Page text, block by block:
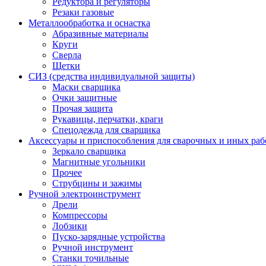
Резаки газовые
Металлообработка и оснастка
Абразивные материалы
Круги
Сверла
Щетки
СИЗ (средства индивидуальной защиты)
Маски сварщика
Очки защитные
Прочая защита
Рукавицы, перчатки, краги
Спецодежда для сварщика
Аксессуары и приспособления для сварочных и иных
Зеркало сварщика
Магнитные угольники
Прочее
Струбцины и зажимы
Ручной электроинструмент
Дрели
Компрессоры
Лобзики
Пуско-зарядные устройства
Ручной инструмент
Станки точильные